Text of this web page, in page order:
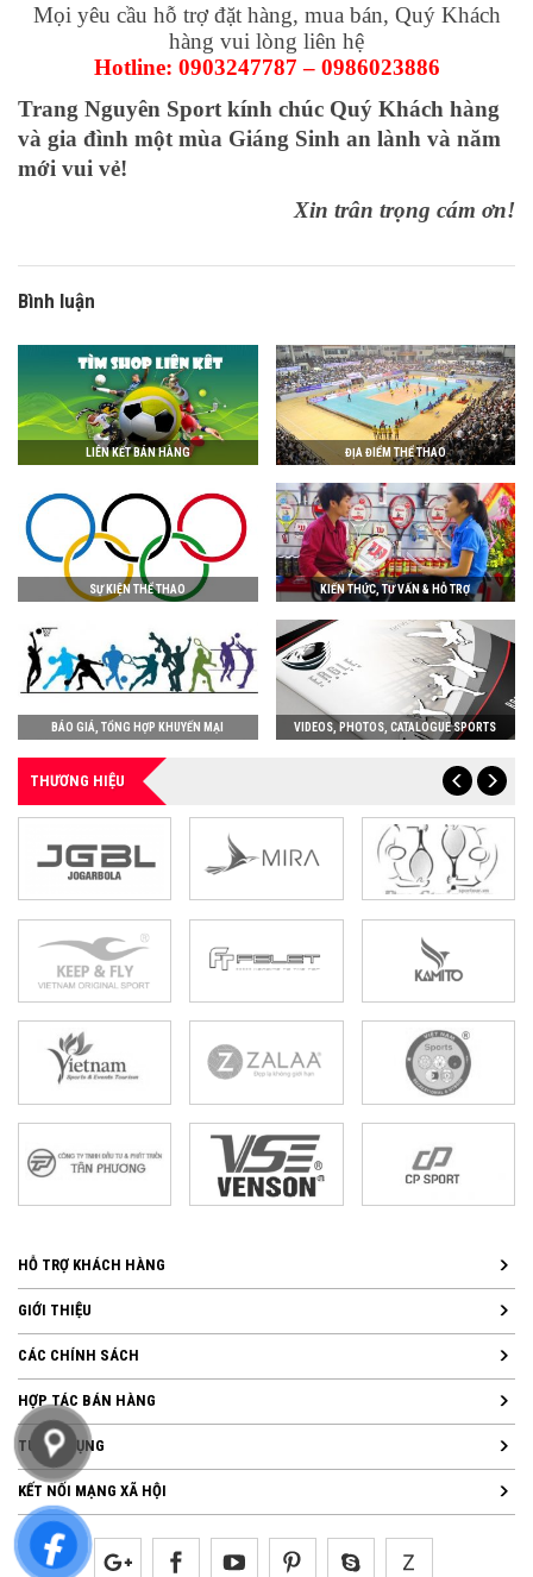
Mọi yêu cầu hỗ trợ đặt hàng, mua bán, Quý Khách
hàng vui lòng liên hệ
Hotline: 0903247787 – 0986023886
Trang Nguyên Sport kính chúc Quý Khách hàng
và gia đình một mùa Giáng Sinh an lành và năm
mới vui vẻ!
Xin trân trọng cám ơn!
Bình luận
LIÊN KẾT BÁN HÀNG ĐỊA ĐIỂM THỂ THAO
SỰ KIỆN THỂ THAO KIẾN THỨC, TƯ VẤN & HỖ TRỢ
BÁO GIÁ, TỔNG HỢP KHUYẾN MẠI VIDEOS, PHOTOS, CATALOGUE SPORTS
THƯƠNG HIỆU
HỖ TRỢ KHÁCH HÀNG
GIỚI THIỆU
CÁC CHÍNH SÁCH
HỢP TÁC BÁN HÀNG
TUYỂN DỤNG
KẾT NỐI MẠNG XÃ HỘI